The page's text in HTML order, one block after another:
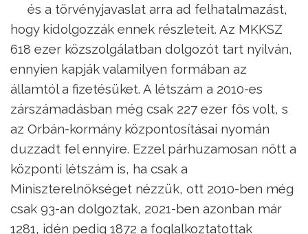
és a törvényjavaslat arra ad felhatalmazást,
hogy kidolgozzák ennek részleteit. Az MKKSZ
618 ezer közszolgálatban dolgozót tart nyilván,
ennyien kapják valamilyen formában az
államtól a fizetésüket. A létszám a 2010-es
zárszámadásban még csak 227 ezer fős volt, s
az Orbán-kormány központosításai nyomán
duzzadt fel ennyire. Ezzel párhuzamosan nőtt a
központi létszám is, ha csak a
Miniszterelnökséget nézzük, ott 2010-ben még
csak 93-an dolgoztak, 2021-ben azonban már
1281, idén pedig 1872 a foglalkoztatottak